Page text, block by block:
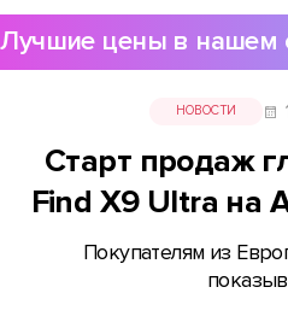
Лучшие цены в нашем
НОВОСТИ
Старт продаж
Find X9 Ultra на
Покупателям из